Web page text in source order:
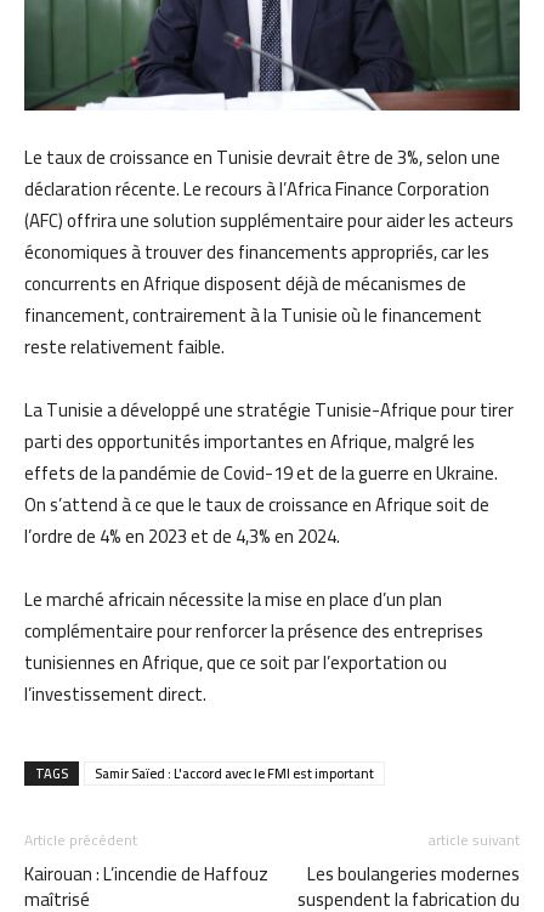
Le taux de croissance en Tunisie devrait être de 3%, selon une
déclaration récente. Le recours à l’Africa Finance Corporation
(AFC) offrira une solution supplémentaire pour aider les acteurs
économiques à trouver des financements appropriés, car les
concurrents en Afrique disposent déjà de mécanismes de
financement, contrairement à la Tunisie où le financement
reste relativement faible.
La Tunisie a développé une stratégie Tunisie-Afrique pour tirer
parti des opportunités importantes en Afrique, malgré les
effets de la pandémie de Covid-19 et de la guerre en Ukraine.
On s’attend à ce que le taux de croissance en Afrique soit de
l’ordre de 4% en 2023 et de 4,3% en 2024.
Le marché africain nécessite la mise en place d’un plan
complémentaire pour renforcer la présence des entreprises
tunisiennes en Afrique, que ce soit par l’exportation ou
l’investissement direct.
TAGS Samir Saïed : L'accord avec le FMI est important
Article précédent
Kairouan : L’incendie de Haffouz
maîtrisé
article suivant
Les boulangeries modernes
suspendent la fabrication du